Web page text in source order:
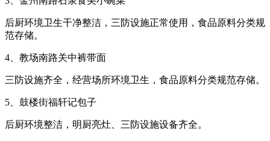
后厨环境卫生干净整洁，三防设施正常使用，食品原料分类规
范存储。
4、教场南路关中裤带面
三防设施齐全，经营场所环境卫生，食品原料分类规范存储。
5、鼓楼街福轩记包子
后厨环境整洁，明厨亮灶、三防设施设备齐全。